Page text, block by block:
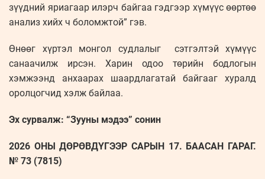
зүүдний яриагаар илэрч байгаа гэдгээр хүмүүс өөртөө
анализ хийх ч боломжтой” гэв.
Өнөөг хүртэл монгол судлалыг сэтгэлтэй хүмүүс
санаачилж ирсэн. Харин одоо төрийн бодлогын
хэмжээнд анхаарах шаардлагатай байгааг хуралд
оролцогчид хэлж байлаа.
Эх сурвалж: “Зууны мэдээ” сонин
2026 ОНЫ ДӨРӨВДҮГЭЭР САРЫН 17. БААСАН ГАРАГ.
№ 73 (7815)